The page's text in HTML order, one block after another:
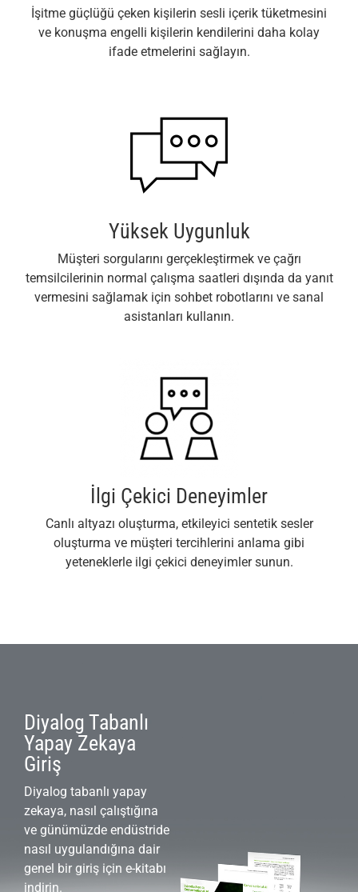
İşitme güçlüğü çeken kişilerin sesli içerik tüketmesini
ve konuşma engelli kişilerin kendilerini daha kolay
ifade etmelerini sağlayın.
Yüksek Uygunluk
Müşteri sorgularını gerçekleştirmek ve çağrı
temsilcilerinin normal çalışma saatleri dışında da yanıt
vermesini sağlamak için sohbet robotlarını ve sanal
asistanları kullanın.
İlgi Çekici Deneyimler
Canlı altyazı oluşturma, etkileyici sentetik sesler
oluşturma ve müşteri tercihlerini anlama gibi
yeteneklerle ilgi çekici deneyimler sunun.
Diyalog Tabanlı
Yapay Zekaya
Giriş
Diyalog tabanlı yapay
zekaya, nasıl çalıştığına
ve günümüzde endüstride
nasıl uygulandığına dair
genel bir giriş için e-kitabı
indirin.